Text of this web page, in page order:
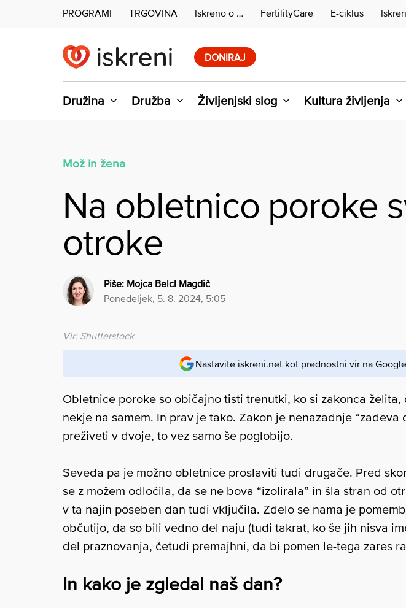
DONIRAJ
Družina Družba Življenjski slog Kultura življenja
PROGRAMI TRGOVINA Iskreno o … FertilityCare E-ciklus
Mož in žena
Na obletnico poroke
otroke
Piše: Mojca Belcl Magdič
ponedeljek, 5. 8. 2024, 5:05
Vir: Shutterstock
Nastavite iskreni.net kot prednostni vir na
Obletnice poroke so običajno tisti trenutki, ko si zakonca želita,
nekje na samem. In prav je tako. Zakon je nenazadnje “zadeva
preživeti v dvoje, to vez samo še poglobijo.
Seveda pa je možno obletnice proslaviti tudi drugače. Pred
se z možem odločila, da se ne bova “izolirala” in šla stran od
v ta najin poseben dan tudi vključila. Zdelo se nama je
občutijo, da so bili vedno del naju (tudi takrat, ko še jih nisva
del praznovanja, četudi premajhni, da bi pomen le-tega zares
In kako je zgledal naš dan?